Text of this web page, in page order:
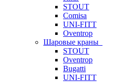
STOUT
Comisa
UNI-FITT
Oventrop
Шаровые краны
STOUT
Oventrop
Bugatti
UNI-FITT